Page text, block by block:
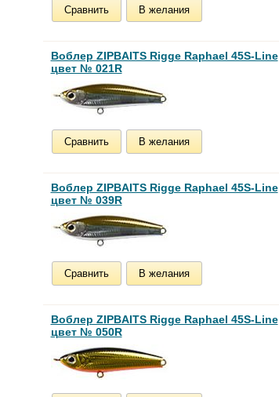
Сравнить В желания
Воблер ZIPBAITS Rigge Raphael 45S-Line
цвет № 021R
Сравнить В желания
Воблер ZIPBAITS Rigge Raphael 45S-Line
цвет № 039R
Сравнить В желания
Воблер ZIPBAITS Rigge Raphael 45S-Line
цвет № 050R